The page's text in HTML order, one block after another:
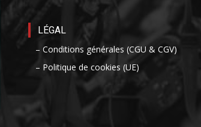
LÉGAL
– Conditions générales (CGU & CGV)
– Politique de cookies (UE)